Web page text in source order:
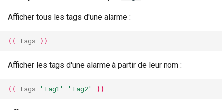
Afficher tous les tags d'une alarme :
{{ tags }}
Afficher les tags d'une alarme à partir de leur nom :
{{ tags 'Tag1' 'Tag2' }}